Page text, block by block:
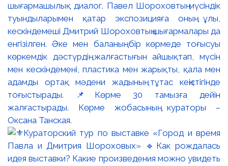
шығармашылық диалог. Павел Шороховтың мүсіндік
туындыларымен қатар экспозицияға оның ұлы,
кескіндемеші Дмитрий Шороховтың шығармалары да
енгізілген. Әке мен баланың бір көрмеде тоғысуы
көркемдік дәстүрдің жалғастығын айшықтап, мүсін
мен кескіндемені, пластика мен жарықты, қала мен
адамды ортақ мәдени жадының тұтас кеңістігінде
тоғыстырады. 📌Көрме 30 тамызға дейін
жалғастырады. Көрме жобасының кураторы –
Оксана Танская.